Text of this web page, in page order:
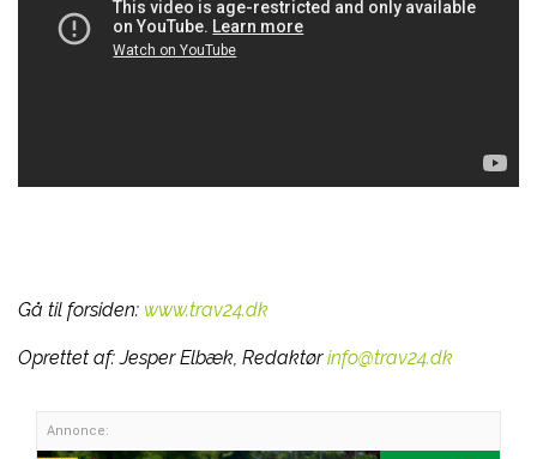
Gå til forsiden: www.trav24.dk
Oprettet af:Jesper Elbæk, Redaktør info@trav24.dk
Annonce: